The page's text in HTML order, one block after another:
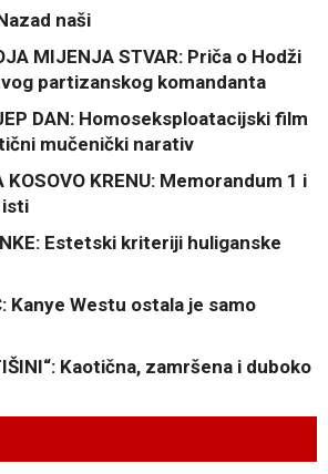
naši
MIJENJA STVAR: Priča o Hodži
partizanskog komandanta
DAN: Homoseksploatacijski film
mučenički narativ
KOSOVO KRENU: Memorandum 1 i
isti
Estetski kriteriji huliganske
Kanye Westu ostala je samo
Kaotična, zamršena i duboko